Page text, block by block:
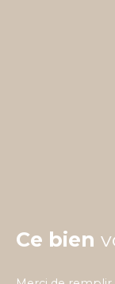
Ce bien